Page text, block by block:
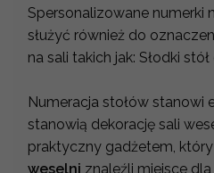
Spersonalizowane numerki
służyć również do
na sali takich jak: Słodki
Numeracja stołów stanowi
stanowią dekorację sali
praktyczny gadżetem,
weselni znaleźli miejsce dla